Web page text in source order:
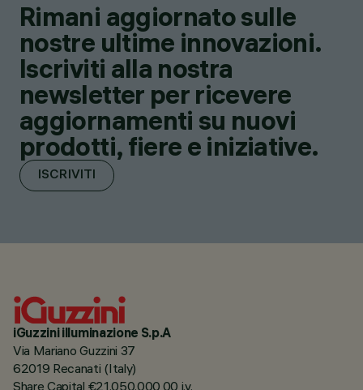
Rimani aggiornato sulle
nostre ultime innovazioni.
Iscriviti alla nostra
newsletter per ricevere
aggiornamenti su nuovi
prodotti, fiere e iniziative.
ISCRIVITI
iGuzzini illuminazione S.p.A
Via Mariano Guzzini 37
62019 Recanati (Italy)
Share Capital €21.050.000,00 i.v.